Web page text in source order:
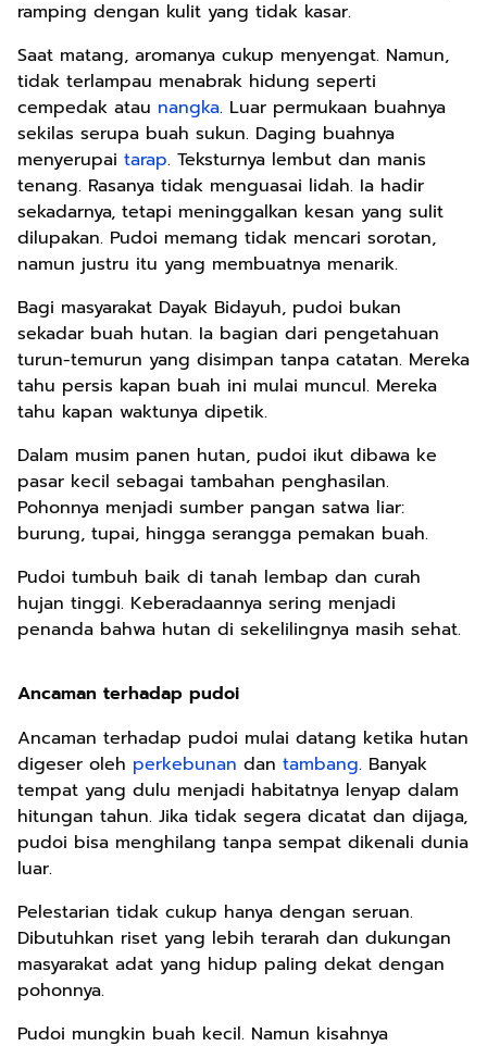
ramping dengan kulit yang tidak kasar.
Saat matang, aromanya cukup menyengat. Namun,
tidak terlampau menabrak hidung seperti
cempedak atau nangka. Luar permukaan buahnya
sekilas serupa buah sukun. Daging buahnya
menyerupai tarap. Teksturnya lembut dan manis
tenang. Rasanya tidak menguasai lidah. Ia hadir
sekadarnya, tetapi meninggalkan kesan yang sulit
dilupakan. Pudoi memang tidak mencari sorotan,
namun justru itu yang membuatnya menarik.
Bagi masyarakat Dayak Bidayuh, pudoi bukan
sekadar buah hutan. Ia bagian dari pengetahuan
turun-temurun yang disimpan tanpa catatan. Mereka
tahu persis kapan buah ini mulai muncul. Mereka
tahu kapan waktunya dipetik.
Dalam musim panen hutan, pudoi ikut dibawa ke
pasar kecil sebagai tambahan penghasilan.
Pohonnya menjadi sumber pangan satwa liar:
burung, tupai, hingga serangga pemakan buah.
Pudoi tumbuh baik di tanah lembap dan curah
hujan tinggi. Keberadaannya sering menjadi
penanda bahwa hutan di sekelilingnya masih sehat.
Ancaman terhadap pudoi
Ancaman terhadap pudoi mulai datang ketika hutan
digeser oleh perkebunan dan tambang. Banyak
tempat yang dulu menjadi habitatnya lenyap dalam
hitungan tahun. Jika tidak segera dicatat dan dijaga,
pudoi bisa menghilang tanpa sempat dikenali dunia
luar.
Pelestarian tidak cukup hanya dengan seruan.
Dibutuhkan riset yang lebih terarah dan dukungan
masyarakat adat yang hidup paling dekat dengan
pohonnya.
Pudoi mungkin buah kecil. Namun kisahnya